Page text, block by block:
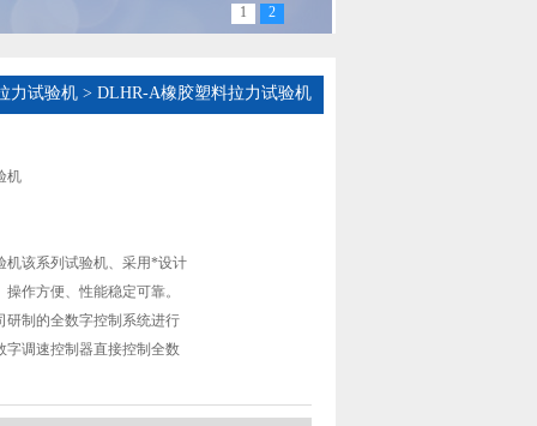
1 2
力试验机> DLHR-A橡胶塑料拉力试验机
机
机该系列试验机、采用*设计
作方便、性能稳定可靠。
研制的全数字控制系统进行
字调速控制器直接控制全数